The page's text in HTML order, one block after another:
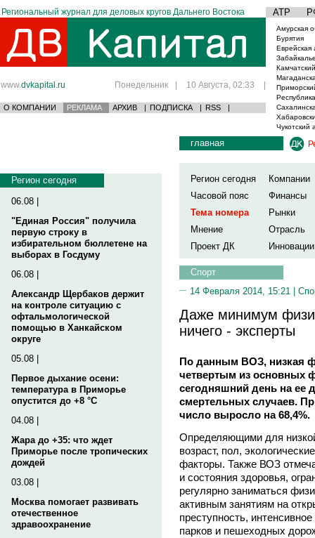
Региональный журнал для деловых кругов Дальнего Востока АТР
www.dvkapital.ru Понедельник | 10 Августа, 02:33 |
О КОМПАНИИ РЕКЛАМА АРХИВ | ПОДПИСКА | RSS |
Амурская
Бурятия
Еврейская
Чукотский
Регион сегодня
06.08 |
"Единая Россия" получила
первую строку в
избирательном бюллетене на
выборах в Госдуму
06.08 |
Александр Щербаков держит
на контроле ситуацию с
офтальмологической
помощью в Ханкайском
округе
05.08 |
Первое дыхание осени:
температура в Приморье
опустится до +8 °C
04.08 |
Жара до +35: что ждет
Приморье после тропических
дождей
03.08 |
Москва помогает развивать
отечественное
здравоохранение
главная
Регион сегодня
Компании
Часовой пояс
Финансы
Тема номера
Рынки
Мнение
Отрасль
Проект ДК
Инновации
Спорт
14 Февраля 2014, 15:21 |
Даже минимум
ничего - эксперты
По данным ВОЗ, низкая
четвертым из основных
сегодняшний день на ее
смертельных случаев.
число выросло на 68,4%.
Определяющими для
возраст, пол,
факторы. Также ВОЗ
и состояния здоровья,
регулярно заниматься
активным занятиям на
преступность,
парков и пешеходных